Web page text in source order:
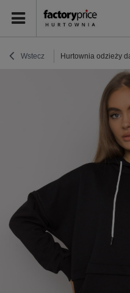
Wstecz Hurtownia odzieży